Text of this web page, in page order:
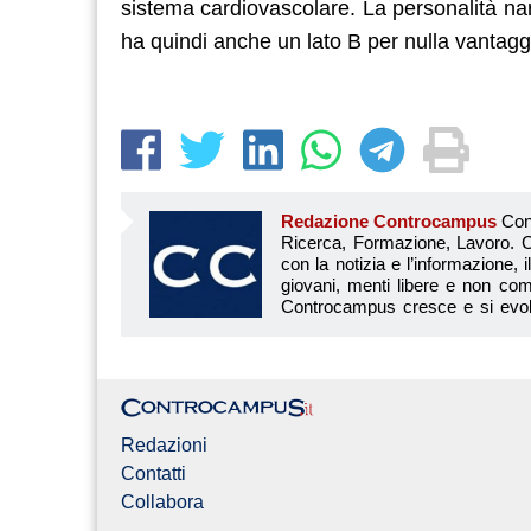
sistema cardiovascolare. La personalità
ha quindi anche un lato B per nulla
Redazione Controcampus Controcampus è Il magazine più letto dai giovani su: Scuola, Università, Ricerca, Formazione, Lavoro. Controcampus nasce nell’ottobre 2001 con la missione di affiancare con la notizia e l’informazione, il mondo dell’istruzione e dell’università. Il suo cuore pulsante sono i giovani, menti libere e non compromesse da nessun interesse di parte. Il progetto è ambizioso e Controcampus cresce e si evolve arricchendo il proprio staff con nuovi giovani vogliosi di
Redazioni
Contatti
Collabora